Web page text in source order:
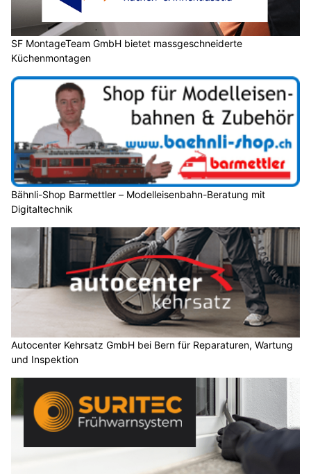
SF MontageTeam GmbH bietet massgeschneiderte
Küchenmontagen
Bähnli-Shop Barmettler – Modelleisenbahn-Beratung mit
Digitaltechnik
Autocenter Kehrsatz GmbH bei Bern für Reparaturen, Wartung
und Inspektion